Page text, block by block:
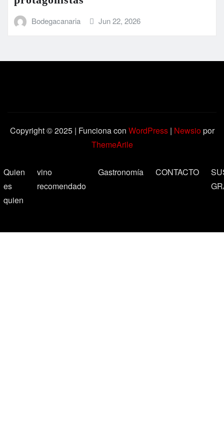
Bodegacanaria Jun 22, 2026
Copyright © 2025 | Funciona con WordPress | Newsiopor
ThemeArile
Quien
es
quien
vino
recomendado
Gastronomía CONTACTO